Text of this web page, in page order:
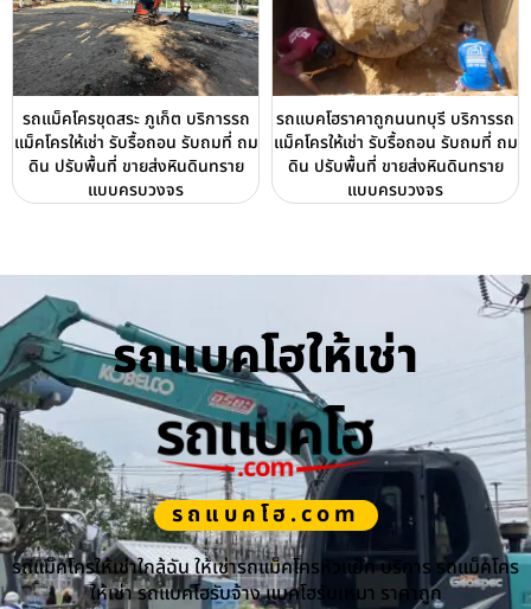
รถแม็คโครขุดสระ ภูเก็ต บริการรถ
แม็คโครให้เช่า รับรื้อถอน รับถมที่ ถม
ดิน ปรับพื้นที่ ขายส่งหินดินทราย
แบบครบวงจร
รถแบคโฮราคาถูกนนทบุรี บริการรถ
แม็คโครให้เช่า รับรื้อถอน รับถมที่ ถม
ดิน ปรับพื้นที่ ขายส่งหินดินทราย
แบบครบวงจร
รถแบคโฮให้เช่า
รถแบคโฮ.com
รถแม็คโครให้เช่าใกล้ฉัน ให้เช่ารถแม็คโครหัวแย็ก บริการ รถแม็คโคร
ให้เช่า รถแบคโฮรับจ้าง แบคโฮรับเหมา ราคาถูก